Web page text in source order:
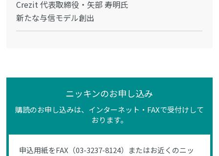
Crezit 代表取締役・矢部 寿明氏
新たな与信モデル創出
ニッキンのお申し込み
購読のお申し込みは、インターネット・FAXで受付けして
おります。
申込用紙をFAX（03-3237-8124）またはお近くのニッ